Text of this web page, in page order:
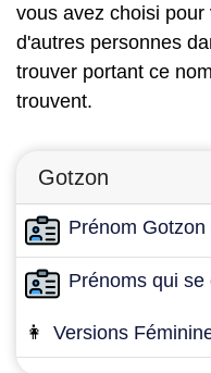
vous avez choisi
d'autres personnes
trouver portant ce
trouvent.
Gotzon
Prénom
Prénoms qui
👩 Versions